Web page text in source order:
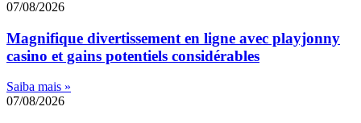
07/08/2026
Magnifique divertissement en ligne avec playjonny
casino et gains potentiels considérables
Saiba mais »
07/08/2026